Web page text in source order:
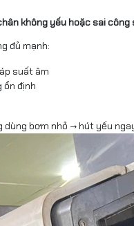
không yếu hoặc sai công
đủ mạnh:
suất âm
ổn định
dùng bơm nhỏ → hút yếu